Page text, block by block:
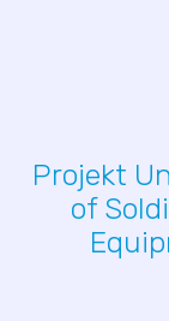
Projekt
of